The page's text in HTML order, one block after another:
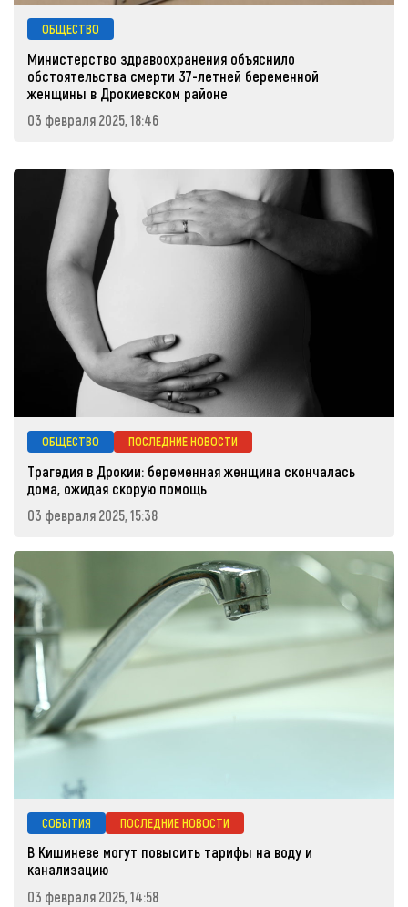
ОБЩЕСТВО
Министерство здравоохранения объяснило
обстоятельства смерти 37-летней беременной
женщины в Дрокиевском районе
03 февраля 2025, 18:46
ОБЩЕСТВО ПОСЛЕДНИЕ НОВОСТИ
Трагедия в Дрокии: беременная женщина скончалась
дома, ожидая скорую помощь
03 февраля 2025, 15:38
СОБЫТИЯ ПОСЛЕДНИЕ НОВОСТИ
В Кишиневе могут повысить тарифы на воду и
канализацию
03 февраля 2025, 14:58